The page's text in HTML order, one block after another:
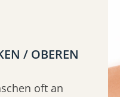
/ OBEREN
oft an